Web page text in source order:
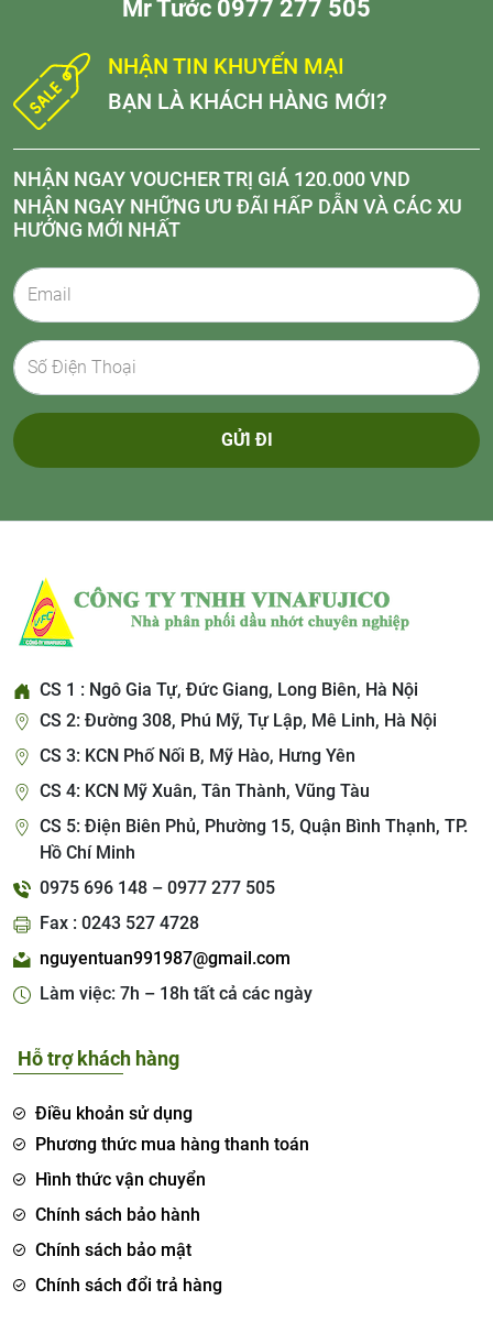
Mr Tước 0977 277 505
NHẬN TIN KHUYẾN MẠI
BẠN LÀ KHÁCH HÀNG MỚI?
NHẬN NGAY VOUCHER TRỊ GIÁ 120.000 VND
NHẬN NGAY NHỮNG ƯU ĐÃI HẤP DẪN VÀ CÁC XU
HƯỚNG MỚI NHẤT
GỬI ĐI
CS 1 : Ngô Gia Tự, Đức Giang, Long Biên, Hà Nội
CS 2: Đường 308, Phú Mỹ, Tự Lập, Mê Linh, Hà Nội
CS 3: KCN Phố Nối B, Mỹ Hào, Hưng Yên
CS 4: KCN Mỹ Xuân, Tân Thành, Vũng Tàu
CS 5: Điện Biên Phủ, Phường 15, Quận Bình Thạnh, TP.
Hồ Chí Minh
0975 696 148 – 0977 277 505
Fax : 0243 527 4728
nguyentuan991987@gmail.com
Làm việc: 7h – 18h tất cả các ngày
Hỗ trợ khách hàng
Điều khoản sử dụng
Phương thức mua hàng thanh toán
Hình thức vận chuyển
Chính sách bảo hành
Chính sách bảo mật
Chính sách đổi trả hàng